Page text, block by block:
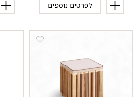
לפרטים נוספים